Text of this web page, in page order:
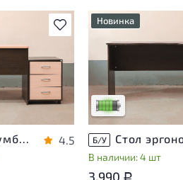
В избранное
следы
влияющие
износа
4.5
Новинка
У товара
незначительные
эксплуатации, не
на удобство его
использования
Низкая степень
Б/У
В наличии: 4 шт
3.990 Р